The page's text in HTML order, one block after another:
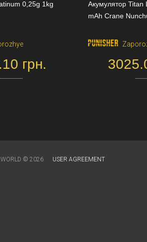
0,25g 1kg
грн.
Акумулятор Titan
mAh Crane
© 2026 USER AGREEMENT